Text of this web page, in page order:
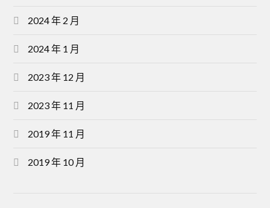
2024 年 2 月
2024 年 1 月
2023 年 12 月
2023 年 11 月
2019 年 11 月
2019 年 10 月